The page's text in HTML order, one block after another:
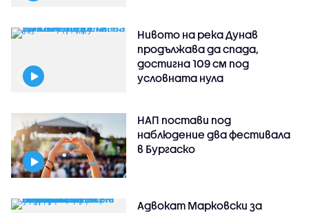
Нивото на река Дунав
продължава да спада,
достигна 109 см под
условната нула
НАП постави под
наблюдение два фестивала
в Бургаско
Адвокат Марковски за